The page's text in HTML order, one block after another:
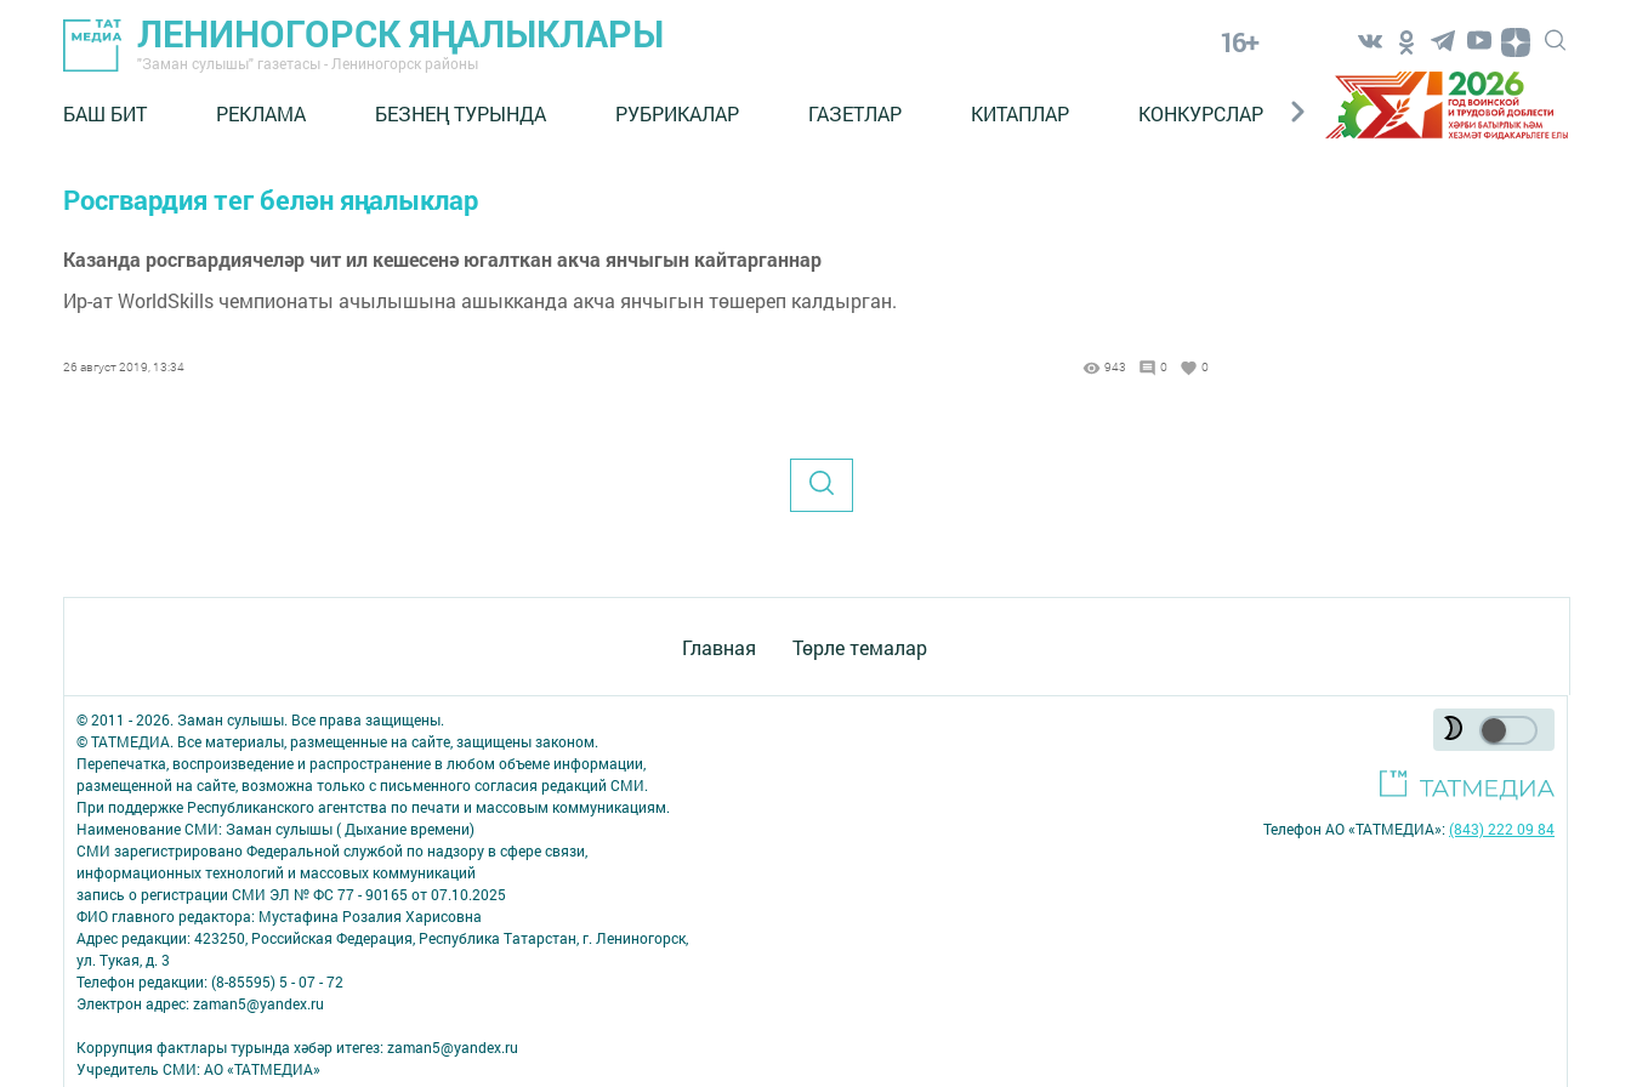
ЛЕНИНОГОРСК ЯҢАЛЫКЛАРЫ
"Заман сулышы" газетасы - Лениногорск районы
16+
БАШ БИТ РЕКЛАМА БЕЗНЕҢ ТУРЫНДА РУБРИКАЛАР ГАЗЕТЛАР КИТАПЛАР КОНКУРСЛАР ТЕЛЕВИДЕНИЕ
Росгвардия тег белән яңалыклар
Казанда росгвардиячеләр чит ил кешесенә югалткан акча янчыгын кайтарганнар
Ир-ат WorldSkills чемпионаты ачылышына ашыкканда акча янчыгын төшереп калдырган.
26 август 2019, 13:34 943 0 0
Главная Төрле темалар
© 2011 - 2026. Заман сулышы. Все права защищены.
© ТАТМЕДИА. Все материалы, размещенные на сайте, защищены законом.
Перепечатка, воспроизведение и распространение в любом объеме информации,
размещенной на сайте, возможна только с письменного согласия редакций СМИ.
При поддержке Республиканского агентства по печати и массовым коммуникациям.
Наименование СМИ: Заман сулышы ( Дыхание времени)
СМИ зарегистрировано Федеральной службой по надзору в сфере связи,
информационных технологий и массовых коммуникаций
запись о регистрации СМИ ЭЛ № ФС 77 - 90165 от 07.10.2025
ФИО главного редактора: Мустафина Розалия Харисовна
Адрес редакции: 423250, Российская Федерация, Республика Татарстан, г. Лениногорск,
ул. Тукая, д. 3
Телефон редакции: (8-85595) 5 - 07 - 72
Электрон адрес: zaman5@yandex.ru
Коррупция фактлары турында хәбәр итегез: zaman5@yandex.ru
Учредитель СМИ: АО «ТАТМЕДИА»
Телефон АО «ТАТМЕДИА»:(843) 222 09 84